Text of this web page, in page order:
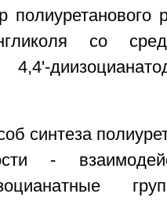
полиуретанового
со
синтеза
-